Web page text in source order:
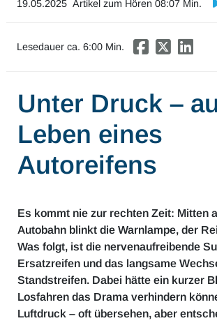
Essen & Konsum
Freizeit & Reisen
Audioformate
Investor Relations
19.05.2025 Artikel zum Hören 08:07 Min.
Lesedauer ca. 6:00 Min.
Unter Druck –
Leben eines
Autoreifens
Es kommt nie zur rechten Zeit: Mitten
Autobahn blinkt die Warnlampe, der
Was folgt, ist die nervenaufreibende
Ersatzreifen und das langsame
Standstreifen. Dabei hätte ein kurzer
Losfahren das Drama verhindern
Luftdruck – oft übersehen, aber